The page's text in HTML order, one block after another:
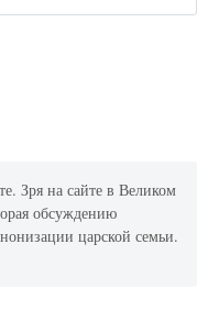
Зря на сайте в Великом
обсуждению
царской семьи.